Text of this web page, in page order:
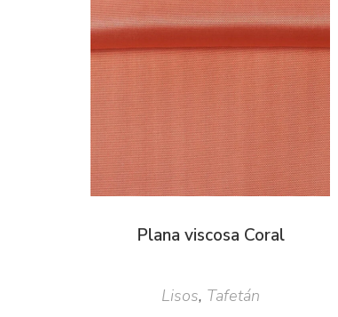
Plana viscosa Coral
Lisos, Tafetán